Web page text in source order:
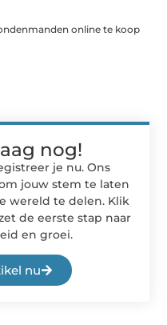
online te koop
nog!
je nu. Ons
jouw stem te laten
wereld te delen. Klik
de eerste stap naar
en groei.
nu